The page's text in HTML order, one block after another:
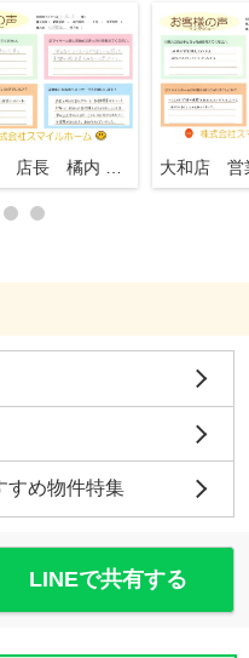
すめ物件特集
LINEで共有する